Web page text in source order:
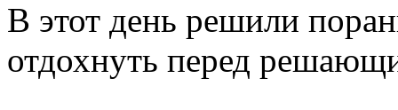
В этот день решили
отдохнуть перед